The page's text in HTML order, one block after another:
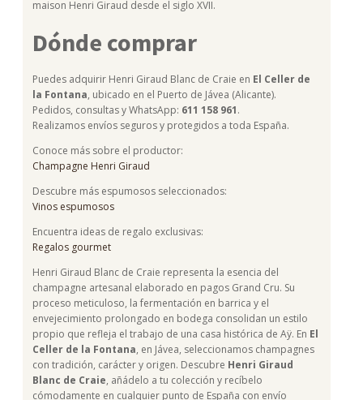
maison Henri Giraud desde el siglo XVII.
Dónde comprar
Puedes adquirir Henri Giraud Blanc de Craie en El Celler de
la Fontana, ubicado en el Puerto de Jávea (Alicante).
Pedidos, consultas y WhatsApp: 611 158 961.
Realizamos envíos seguros y protegidos a toda España.
Conoce más sobre el productor:
Champagne Henri Giraud
Descubre más espumosos seleccionados:
Vinos espumosos
Encuentra ideas de regalo exclusivas:
Regalos gourmet
Henri Giraud Blanc de Craie representa la esencia del
champagne artesanal elaborado en pagos Grand Cru. Su
proceso meticuloso, la fermentación en barrica y el
envejecimiento prolongado en bodega consolidan un estilo
propio que refleja el trabajo de una casa histórica de Aÿ. En El
Celler de la Fontana, en Jávea, seleccionamos champagnes
con tradición, carácter y origen. Descubre Henri Giraud
Blanc de Craie, añádelo a tu colección y recíbelo
cómodamente en cualquier punto de España con envío